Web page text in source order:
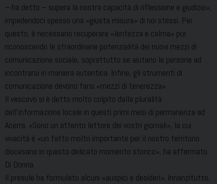
– ha detto – supera la nostra capacità di riflessione e giudizio»,
impedendoci spesso una «giusta misura» di noi stessi. Per
questo, è necessario recuperare «lentezza e calma» pur
riconoscendo le straordinarie potenzialità dei nuovi mezzi di
comunicazione sociale, soprattutto se aiutano le persone ad
incontrarsi in maniera autentica. Infine, gli strumenti di
comunicazione devono farsi «mezzi di tenerezza».
Il vescovo si è detto molto colpito dalla pluralità
dell’informazione locale in questi primi mesi di permanenza ad
Acerra. «Sono un attento lettore dei vostri giornali», la cui
vivacità è «un fatto molto importante per il nostro territorio
diocesano in questo delicato momento storico», ha affermato
Di Donna.
Il presule ha formulato alcuni «auspici e desideri». Innanzitutto,